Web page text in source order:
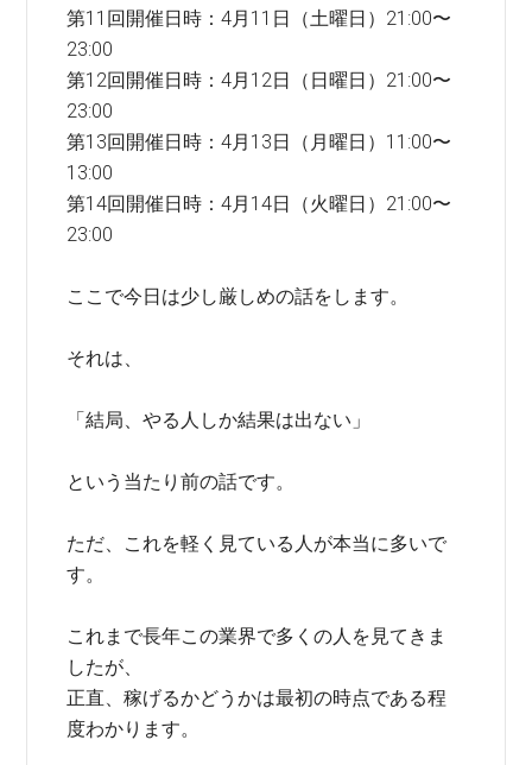
第11回開催日時：4月11日（土曜日）21:00〜
23:00
第12回開催日時：4月12日（日曜日）21:00〜
23:00
第13回開催日時：4月13日（月曜日）11:00〜
13:00
第14回開催日時：4月14日（火曜日）21:00〜
23:00
ここで今日は少し厳しめの話をします。
それは、
「結局、やる人しか結果は出ない」
という当たり前の話です。
ただ、これを軽く見ている人が本当に多いで
す。
これまで長年この業界で多くの人を見てきま
したが、
正直、稼げるかどうかは最初の時点である程
度わかります。